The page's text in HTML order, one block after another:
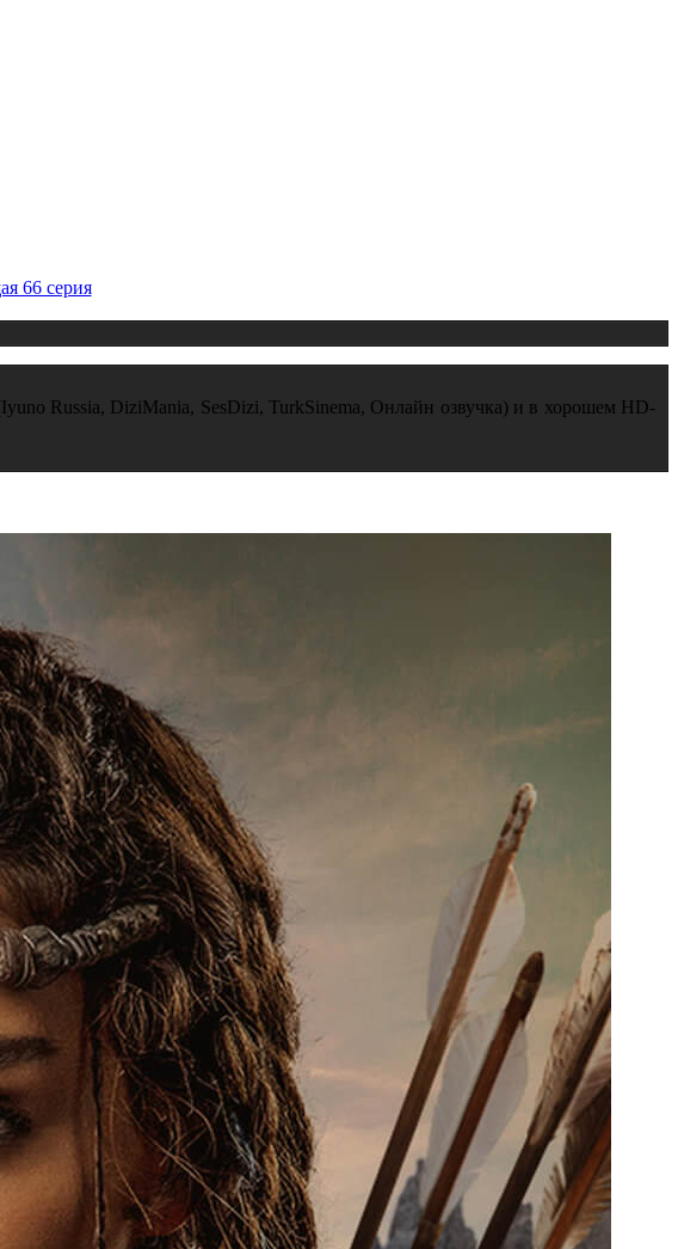
66 серия
Russia, DiziMania, SesDizi, TurkSinema, Онлайн озвучка) и в хорошем HD-